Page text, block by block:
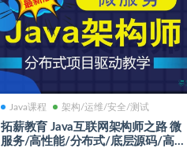
Java课程 架构/运维/安全/测试
拓薪教育 Java互联网架构师之路 微
服务/高性能/分布式/底层源码/高并